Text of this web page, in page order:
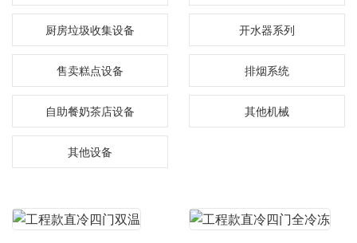
厨房垃圾收集设备 开水器系列
售卖糕点设备 排烟系统
自助餐奶茶店设备 其他机械
其他设备